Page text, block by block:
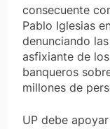
consecuente
Pablo Iglesias
denunciando
asfixiante de
banqueros
millones de
UP debe